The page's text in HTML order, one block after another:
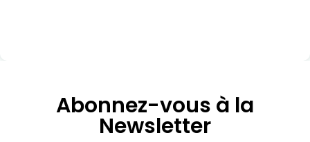
Abonnez-vous à la
Newsletter